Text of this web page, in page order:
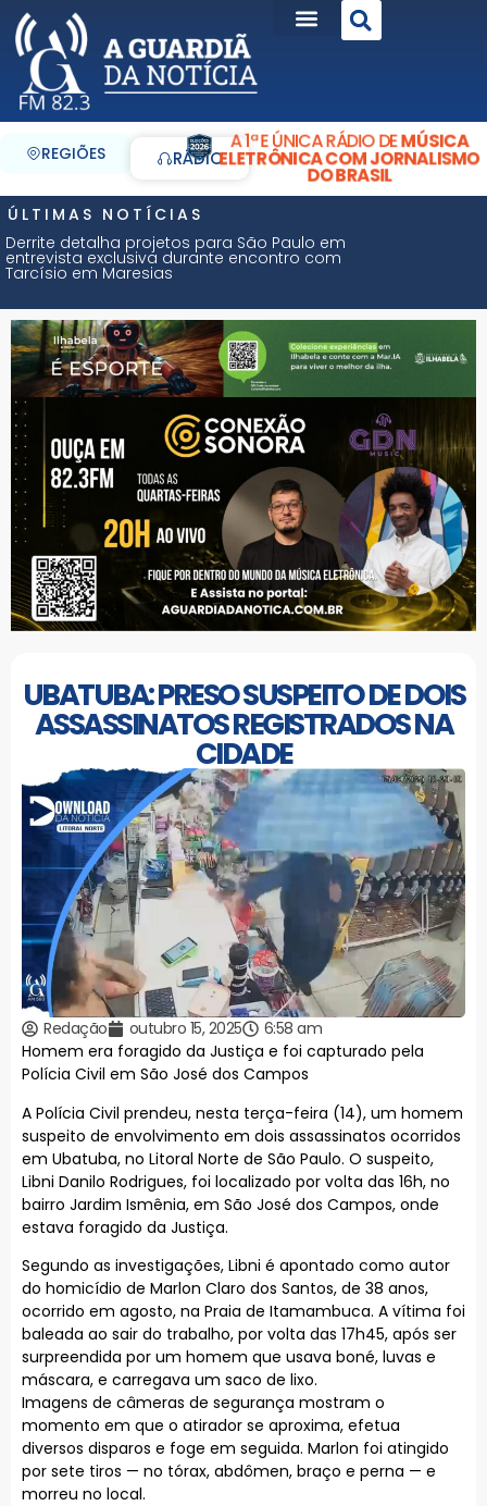
REGIÕES RÁDIO
A 1ª E ÚNICA RÁDIO DEMÚSICA
ELETRÔNICA COM JORNALISMO
DO BRASIL
ÚLTIMAS NOTÍCIAS
Derrite detalha projetos para São Paulo em
entrevista exclusiva durante encontro com
Tarcísio em Maresias
UBATUBA: PRESO SUSPEITO DE DOIS
ASSASSINATOS REGISTRADOS NA
CIDADE
Redação outubro 15, 2025
6:58 am
Homem era foragido da Justiça e foi capturado pela
Polícia Civil em São José dos Campos
A Polícia Civil prendeu, nesta terça-feira (14), um homem
suspeito de envolvimento em dois assassinatos ocorridos
em Ubatuba, no Litoral Norte de São Paulo. O suspeito,
Libni Danilo Rodrigues, foi localizado por volta das 16h, no
bairro Jardim Ismênia, em São José dos Campos, onde
estava foragido da Justiça.
Segundo as investigações, Libni é apontado como autor
do homicídio de Marlon Claro dos Santos, de 38 anos,
ocorrido em agosto, na Praia de Itamambuca. A vítima foi
baleada ao sair do trabalho, por volta das 17h45, após ser
surpreendida por um homem que usava boné, luvas e
máscara, e carregava um saco de lixo.
Imagens de câmeras de segurança mostram o
momento em que o atirador se aproxima, efetua
diversos disparos e foge em seguida. Marlon foi atingido
por sete tiros — no tórax, abdômen, braço e perna — e
morreu no local.